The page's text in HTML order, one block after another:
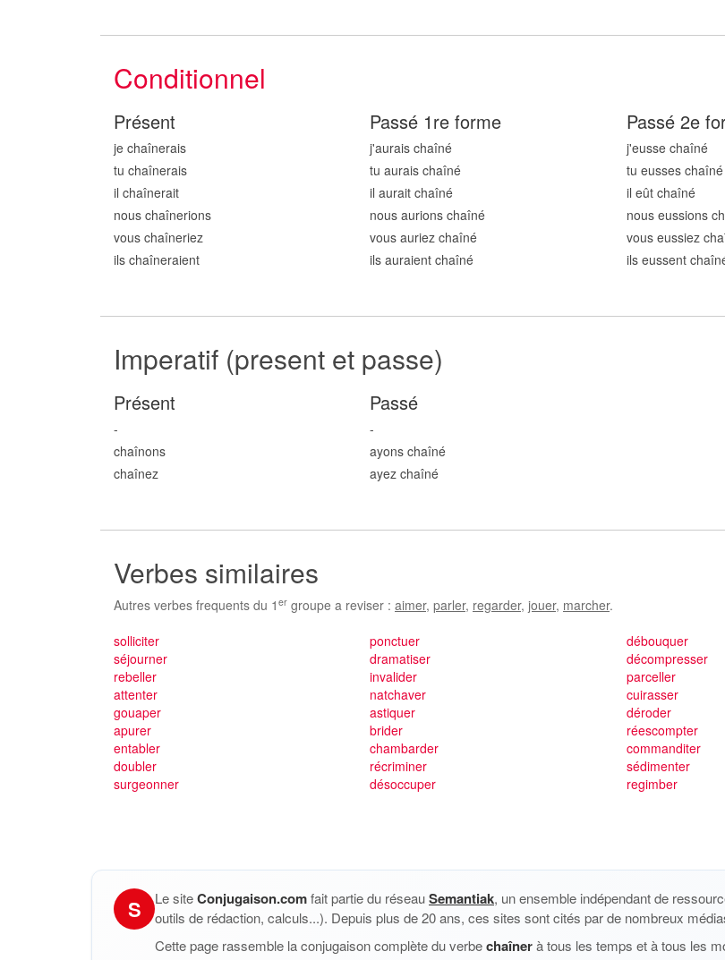
Conditionnel
Présent
je chaînerais
tu chaînerais
il chaînerait
nous chaînerions
vous chaîneriez
ils chaîneraient
Passé 1re forme
j'aurais chaîné
tu aurais chaîné
il aurait chaîné
nous aurions chaîné
vous auriez chaîné
ils auraient chaîné
Passé 2e
j'eusse chaîné
tu eusses chaîné
il eût chaîné
nous eussions
vous eussiez
ils eussent chaîn
Imperatif (present et passe)
Présent
-
chaînons
chaînez
Passé
-
ayons chaîné
ayez chaîné
Verbes similaires
Autres verbes frequents du 1 er groupe a reviser : aimer, parler, regarder, jouer, marcher.
solliciter
séjourner
rebeller
attenter
gouaper
apurer
entabler
doubler
surgeonner
ponctuer
dramatiser
invalider
natchaver
astiquer
brider
chambarder
récriminer
désoccuper
débouquer
décompresser
parceller
cuirasser
déroder
réescompter
commanditer
sédimenter
regimber
S Le siteConjugaison.comfait partie du réseauSemantiak, un ensemble indépendant de
outils de rédaction, calculs...). Depuis plus de 20 ans, ces sites sont cités par de nombreux
Cette page rassemble la conjugaison complète du verbechaînerà tous les temps et à tous les